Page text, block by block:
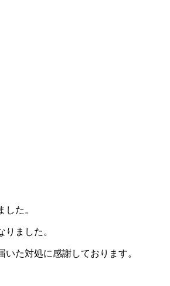
た。
ました。
た対処に感謝しております。